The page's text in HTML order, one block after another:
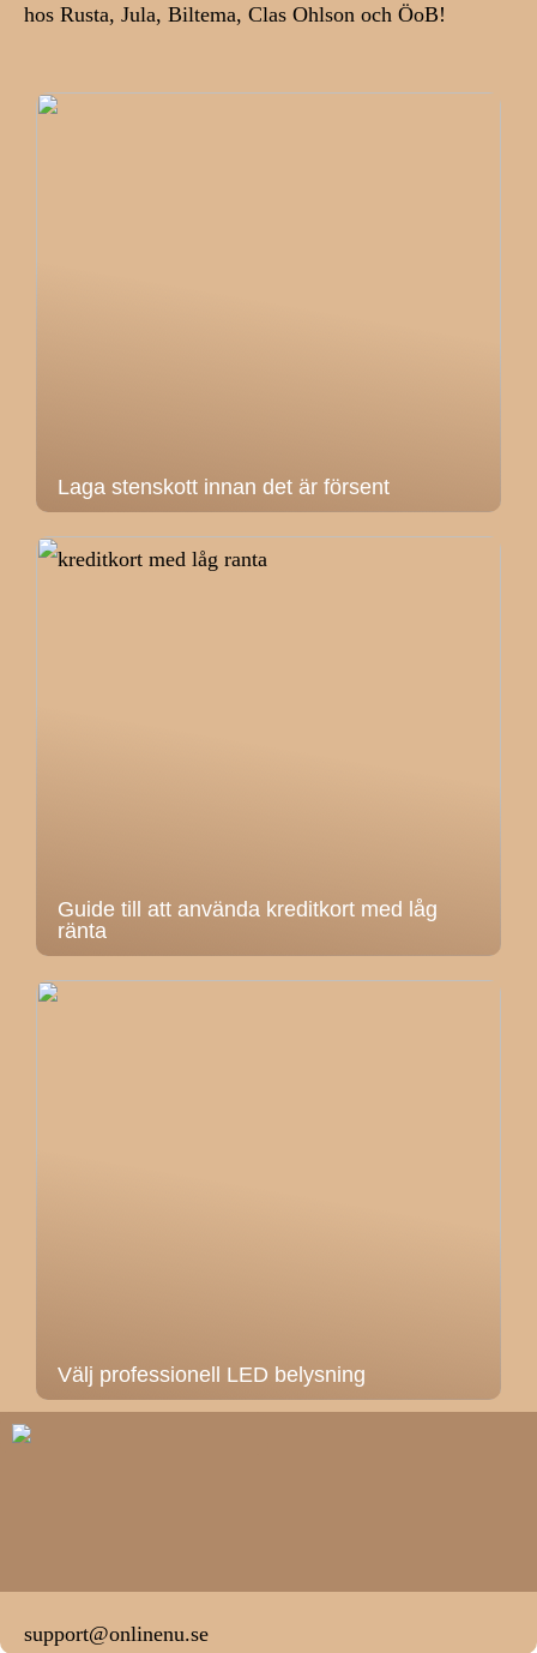
hos Rusta, Jula, Biltema, Clas Ohlson och ÖoB!
Laga stenskott innan det är försent
Guide till att använda kreditkort med låg
ränta
Välj professionell LED belysning
support@onlinenu.se